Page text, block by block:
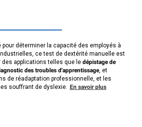
pour déterminer la capacité des employés à
ce test de dextérité manuelle est
applications telles que le dépistage de
des troubles d'apprentissage, et
de réadaptation professionnelle, et les
souffrant de dyslexie. En savoir plus